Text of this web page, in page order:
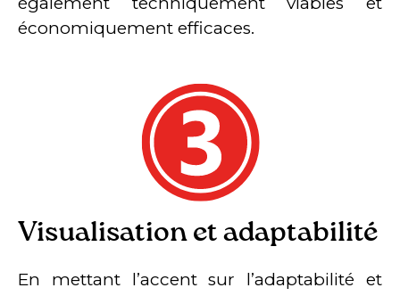
économiquement efficaces.
Visualisation et adaptabilité
En mettant l’accent sur l’adaptabilité et